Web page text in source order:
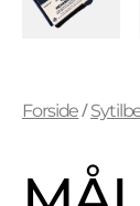
Forside/